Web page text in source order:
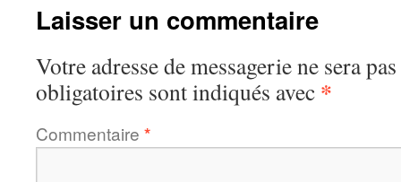
Laisser un commentaire
Votre adresse de messagerie ne sera
obligatoires sont indiqués avec *
Commentaire *